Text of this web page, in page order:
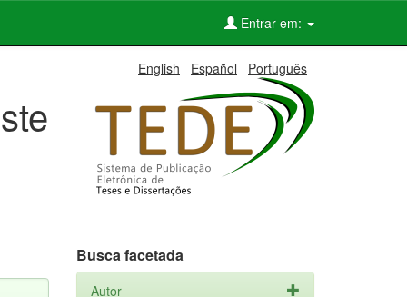
Entrar em:
English Español Português
Busca facetada
Autor